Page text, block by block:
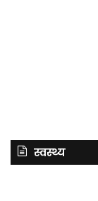
स्वस्थ्य